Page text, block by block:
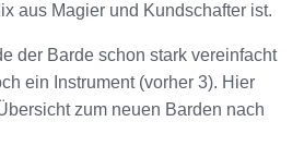
aus Magier und Kundschafter ist.
der Barde schon stark vereinfacht
ein Instrument (vorher 3). Hier
zum neuen Barden nach